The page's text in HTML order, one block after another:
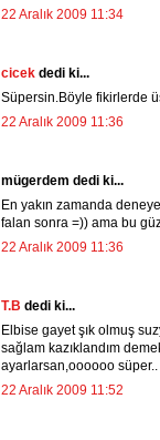
22 Aralık 2009 11:34
cicek dedi ki...
Süpersin.Böyle fikirlerde
22 Aralık 2009 11:36
mügerdem dedi ki...
En yakın zamanda
falan sonra =)) ama bu
22 Aralık 2009 11:36
T.B dedi ki...
Elbise gayet şık olmuş
sağlam kazıklandım
ayarlarsan,oooooo süper..
22 Aralık 2009 11:52